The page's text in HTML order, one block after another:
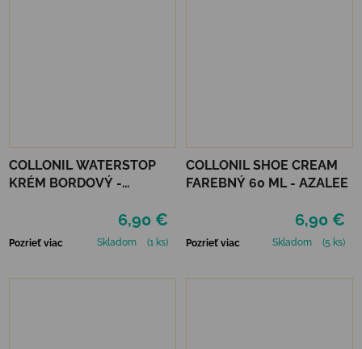
COLLONIL WATERSTOP
KRÉM BORDOVÝ -
6,90 €
Pozrieť viac Skladom (1 ks)
COLLONIL SHOE CREAM
FAREBNÝ 60 ML - AZALEE
6,90 €
Pozrieť viac Skladom (5 ks)